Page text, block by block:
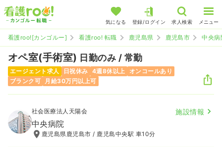
気になる 登録/ログイン 求人検索 メニュー
看護roo![カンゴルー] 看護roo! 転職 鹿児島県 鹿児島市 中央病
オペ室(手術室) 日勤のみ / 常勤
エージェント求人 日祝休み 4週8休以上
オンコールあり
ブランク可
月給30万円以上可
社会医療法人天陽会 施設情報
中央病院
鹿児島県鹿児島市 / 鹿児島中央駅 車10分